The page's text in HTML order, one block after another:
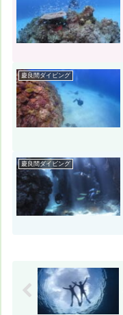
慶良間ダイビング
慶良間ダイビング